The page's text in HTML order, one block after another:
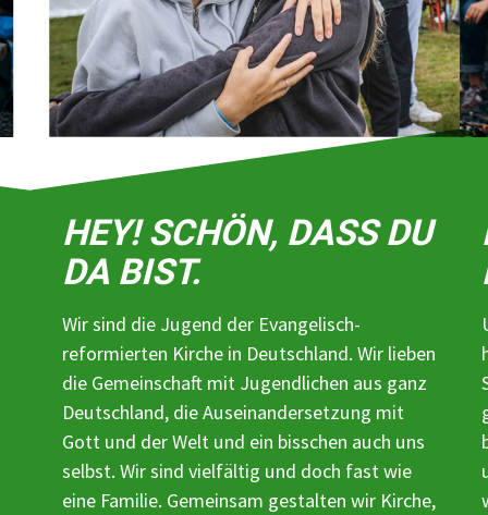
HEY! SCHÖN, DASS DU
DA BIST.
Wir sind die Jugend der Evangelisch-
reformierten Kirche in Deutschland. Wir lieben
die Gemeinschaft mit Jugendlichen aus ganz
Deutschland, die Auseinandersetzung mit
Gott und der Welt und ein bisschen auch uns
selbst. Wir sind vielfältig und doch fast wie
eine Familie. Gemeinsam gestalten wir Kirche,